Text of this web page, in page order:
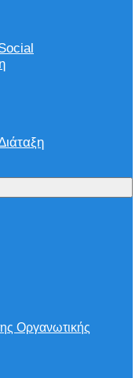
Οργανωτικής